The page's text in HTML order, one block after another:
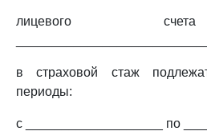
лицевого
в страховой стаж
периоды:
с ___________________ по